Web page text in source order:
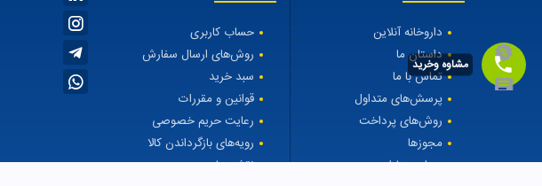
داروخانه آنلاین
داستان ما
تماس با ما
پرسش‌های متداول
روش‌های پرداخت
مجوزها
مجله مهتاطب
حساب کاربری
روش‌های ارسال سفارش
سبد خرید
قوانین و مقررات
رعایت حریم خصوصی
رویه‌های بازگرداندن کالا
نقشه سایت
مشاوه وخرید